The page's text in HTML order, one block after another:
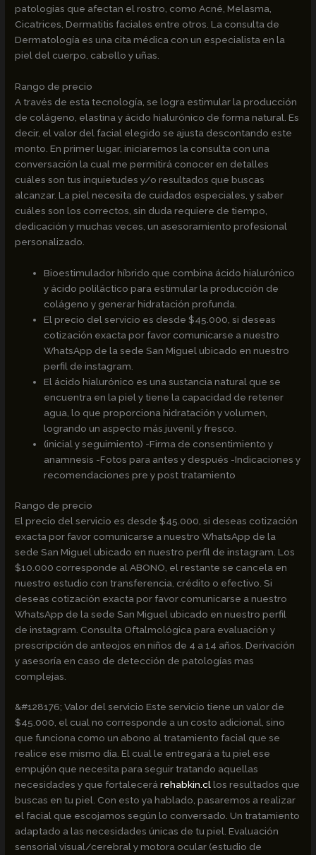
patologias que afectan el rostro, como Acné, Melasma,
Cicatrices, Dermatitis faciales entre otros. La consulta de
Dermatología es una cita médica con un especialista en la
piel del cuerpo, cabello y uñas.
Rango de precio
A través de esta tecnología, se logra estimular la producción
de colágeno, elastina y ácido hialurónico de forma natural. Es
decir, el valor del facial elegido se ajusta descontando este
monto. En primer lugar, iniciaremos la consulta con una
conversación la cual me permitirá conocer en detalles
cuáles son tus inquietudes y/o resultados que buscas
alcanzar. La piel necesita de cuidados especiales, y saber
cuáles son los correctos, sin duda requiere de tiempo,
dedicación y muchas veces, un asesoramiento profesional
personalizado.
Bioestimulador híbrido que combina ácido hialurónico
y ácido poliláctico para estimular la producción de
colágeno y generar hidratación profunda.
El precio del servicio es desde $45.000, si deseas
cotización exacta por favor comunicarse a nuestro
WhatsApp de la sede San Miguel ubicado en nuestro
perfil de instagram.
El ácido hialurónico es una sustancia natural que se
encuentra en la piel y tiene la capacidad de retener
agua, lo que proporciona hidratación y volumen,
logrando un aspecto más juvenil y fresco.
(inicial y seguimiento) -Firma de consentimiento y
anamnesis -Fotos para antes y después -Indicaciones y
recomendaciones pre y post tratamiento
Rango de precio
El precio del servicio es desde $45.000, si deseas cotización
exacta por favor comunicarse a nuestro WhatsApp de la
sede San Miguel ubicado en nuestro perfil de instagram. Los
$10.000 corresponde al ABONO, el restante se cancela en
nuestro estudio con transferencia, crédito o efectivo. Si
deseas cotización exacta por favor comunicarse a nuestro
WhatsApp de la sede San Miguel ubicado en nuestro perfil
de instagram. Consulta Oftalmológica para evaluación y
prescripción de anteojos en niños de 4 a 14 años. Derivación
y asesoría en caso de detección de patologías mas
complejas.
&#128176; Valor del servicio Este servicio tiene un valor de
$45.000, el cual no corresponde a un costo adicional, sino
que funciona como un abono al tratamiento facial que se
realice ese mismo día. El cual le entregará a tu piel ese
empujón que necesita para seguir tratando aquellas
necesidades y que fortalecerárehabkin.cllos resultados que
buscas en tu piel. Con esto ya hablado, pasaremos a realizar
el facial que escojamos según lo conversado. Un tratamiento
adaptado a las necesidades únicas de tu piel. Evaluación
sensorial visual/cerebral y motora ocular (estudio de